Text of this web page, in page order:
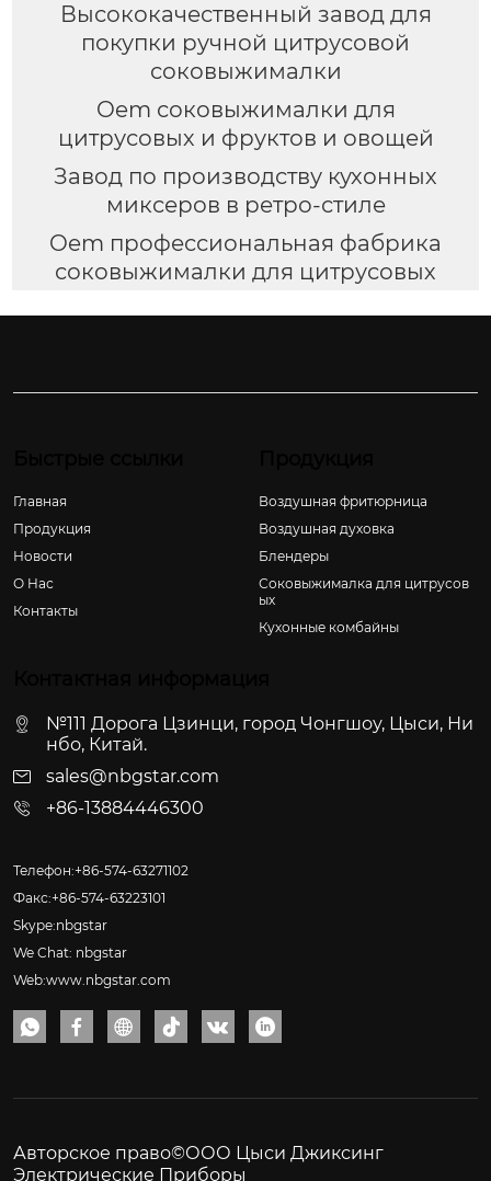
Высококачественный завод для
покупки ручной цитрусовой
соковыжималки
Oem соковыжималки для
цитрусовых и фруктов и овощей
Завод по производству кухонных
миксеров в ретро-стиле
Oem профессиональная фабрика
соковыжималки для цитрусовых
Главная
Продукция
Новости
О Hас
Контакты
Воздушная фритюрница
Воздушная духовка
Блендеры
Соковыжималка для цитрусов
ых
Кухонные комбайны
№111 Дорога Цзинци, город Чонгшоу, Цыси, Ни
нбо, Китай.
sales@nbgstar.com
+86-13884446300
Телефон:+86-574-63271102
Факс:+86-574-63223101
Skype:nbgstar
We Chat: nbgstar
Web:www.nbgstar.com
     
Авторское право©ООО Цыси Джиксинг
Электрические Приборы